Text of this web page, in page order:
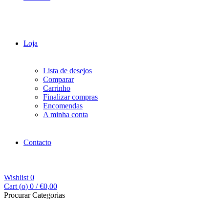
Loja
Lista de desejos
Comparar
Carrinho
Finalizar compras
Encomendas
A minha conta
Contacto
Wishlist 0
Cart (o) 0 / €0,00
Procurar Categorias